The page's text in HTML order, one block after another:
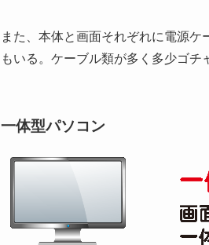
また、本体と画面それぞれに電源
もいる。ケーブル類が多く多少ゴチ
一体型パソコン